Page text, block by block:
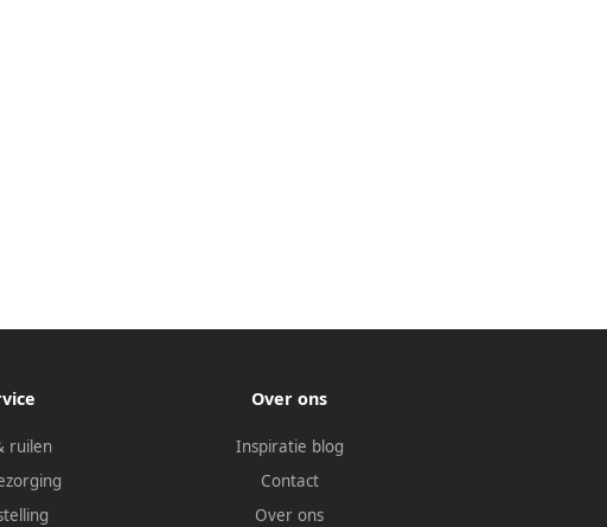
ruilen
Over ons
Inspiratie blog
Contact
Over ons